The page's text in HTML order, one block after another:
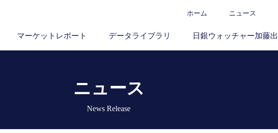
ホーム ニュース
マーケットレポート データライブラリ 日銀ウォッチャー加藤出
ニュース
News Release